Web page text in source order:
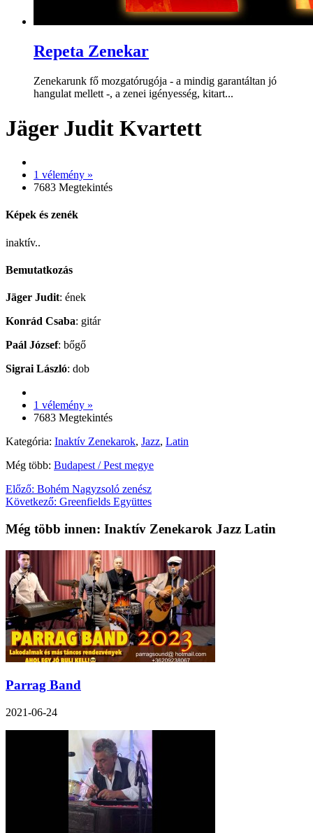
Repeta Zenekar
Zenekarunk fő mozgatórugója - a mindig garantáltan jó
hangulat mellett -, a zenei igényesség, kitart...
Jäger Judit Kvartett
1 vélemény »
7683 Megtekintés
Képek és zenék
inaktív..
Bemutatkozás
Jäger Judit: ének
Konrád Csaba: gitár
Paál József: bőgő
Sigrai László: dob
1 vélemény »
7683 Megtekintés
Kategória: Inaktív Zenekarok, Jazz, Latin
Még több: Budapest / Pest megye
Előző: Bohém Nagyzsoló zenész
Következő: Greenfields Együttes
Még több innen: Inaktív Zenekarok Jazz Latin
Parrag Band
2021-06-24